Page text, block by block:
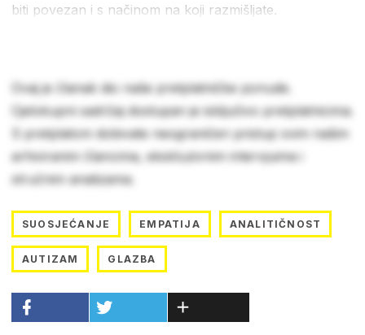
biti povezan i s načinom na koji razmišljate.
Ovaj je članak dio naše pretplatničke ponude.
Cjelokupni sadržaj dostupan je isključivo pretplatnicima.
S pretplatom dobivate neograničen pristup svim našim
arhiviranim člancima, ekskluzivnim intervjuima i
stručnim analizama.
SUOSJEĆANJE EMPATIJA ANALITIČNOST
AUTIZAM GLAZBA